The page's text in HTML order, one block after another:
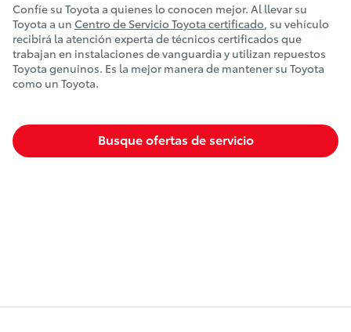
Confíe su Toyota a quienes lo conocen mejor. Al llevar su
Toyota a un Centro de Servicio Toyota certificado, su vehículo
recibirá la atención experta de técnicos certificados que
trabajan en instalaciones de vanguardia y utilizan repuestos
Toyota genuinos. Es la mejor manera de mantener su Toyota
como un Toyota.
Busque ofertas de servicio